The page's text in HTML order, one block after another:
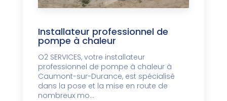
Installateur professionnel de
pompe à chaleur
O2 SERVICES, votre installateur
professionnel de pompe à chaleur à
Caumont-sur-Durance, est spécialisé
dans la pose et la mise en route de
nombreux mo...